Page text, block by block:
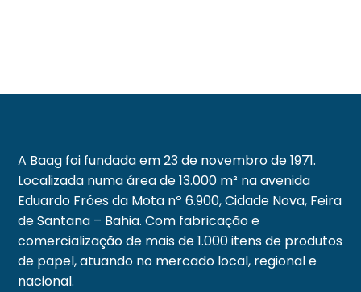
A Baag foi fundada em 23 de novembro de 1971.
Localizada numa área de 13.000 m² na avenida
Eduardo Fróes da Mota nº 6.900, Cidade Nova, Feira
de Santana – Bahia. Com fabricação e
comercialização de mais de 1.000 itens de produtos
de papel, atuando no mercado local, regional e
nacional.